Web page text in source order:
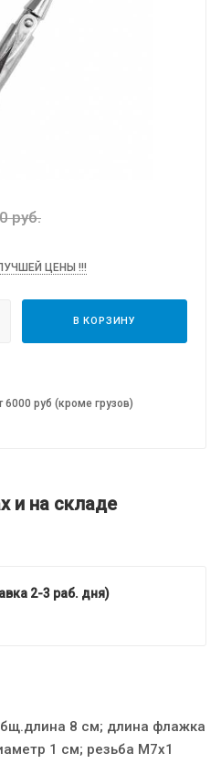
руб.
ЦЕНЫ !!!
В КОРЗИНУ
руб (кроме грузов)
и на складе
2-3 раб. дня)
8 см; длина флажка
1 см; резьба М7х1